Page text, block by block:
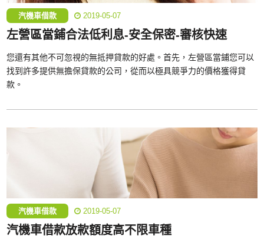
汽機車借款 2019-05-07
左營區當鋪合法低利息-安全保密-審核快速‎
您還有其他不可忽視的無抵押貸款的好處。首先，左營區當鋪您可以
找到許多提供無擔保貸款的公司，從而以極具競爭力的價格獲得貸
款。
汽機車借款 2019-05-07
汽機車借款放款額度高不限車種